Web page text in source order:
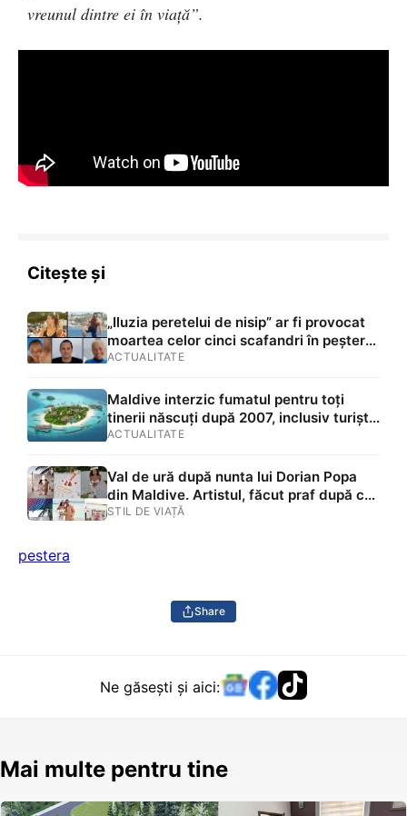
vreunul dintre ei în viață”.
Citește și
„Iluzia peretelui de nisip” ar fi provocat
moartea celor cinci scafandri în peștera
din Maldive. Cum au fost găsiți în
ACTUALITATE
Maldive interzic fumatul pentru toți
tinerii născuți după 2007, inclusiv turiști.
Țigările electronice, complet interzise
ACTUALITATE
Val de ură după nunta lui Dorian Popa
din Maldive. Artistul, făcut praf după ce
a publicat acest video cu mireasa
STIL DE VIAȚĂ
pestera
Share
Ne găsești și aici:
Mai multe pentru tine